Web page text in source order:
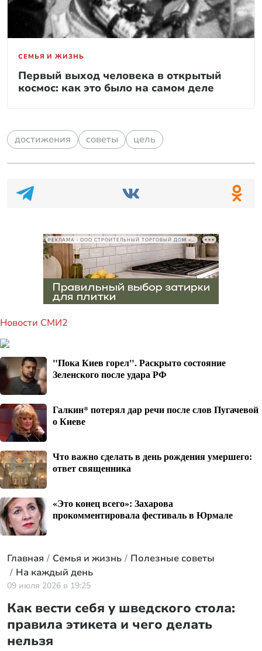
СЕМЬЯ И ЖИЗНЬ
Первый выход человека в открытый
космос: как это было на самом деле
достижения советы цель
РЕКЛАМА • ООО СТРОИТЕЛЬНЫЙ ТОРГОВЫЙ ДОМ «ПЕТРОВИЧ», ИНН 7802348846
Новости СМИ2
"Пока Киев горел". Раскрыто состояние
Зеленского после удара РФ
Галкин* потерял дар речи после слов Пугачевой
о Киеве
Что важно сделать в день рождения умершего:
ответ священника
«Это конец всего»: Захарова
прокомментировала фестиваль в Юрмале
Главная Семья и жизнь
Полезные советы
На каждый день
09 июля 2026 в 19:25
Как вести себя у шведского стола:
правила этикета и чего делать
нельзя